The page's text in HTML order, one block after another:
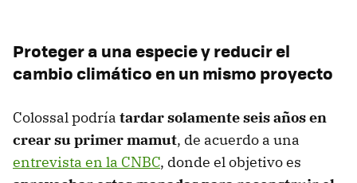
Proteger a una especie y reducir el
cambio climático en un mismo proyecto
Colossal podría tardar solamente seis años en
crear su primer mamut, de acuerdo a una
entrevista en la CNBC, donde el objetivo es